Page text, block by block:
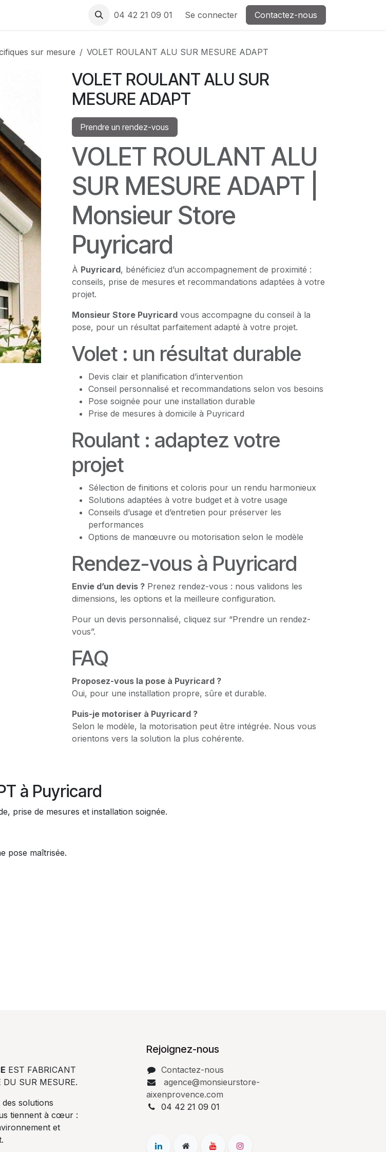
Assistance04 42 21 09 01 Se connecter Contactez-nous
sur mesure VOLET ROULANT ALU SUR MESURE ADAPT
VOLET ROULANT ALU SUR
MESURE ADAPT
Prendre un rendez-vous
VOLET ROULANT ALU
SUR MESURE ADAPT |
Monsieur Store
Puyricard
À Puyricard, bénéficiez d’un accompagnement de proximité :
conseils, prise de mesures et recommandations adaptées à votre
projet.
Monsieur Store Puyricard vous accompagne du conseil à la
pose, pour un résultat parfaitement adapté à votre projet.
Volet : un résultat durable
Devis clair et planification d’intervention
Conseil personnalisé et recommandations selon vos besoins
Pose soignée pour une installation durable
Prise de mesures à domicile à Puyricard
Roulant : adaptez votre
projet
Sélection de finitions et coloris pour un rendu harmonieux
Solutions adaptées à votre budget et à votre usage
Conseils d’usage et d’entretien pour préserver les
performances
Options de manœuvre ou motorisation selon le modèle
Rendez-vous à Puyricard
Envie d’un devis ? Prenez rendez-vous : nous validons les
dimensions, les options et la meilleure configuration.
Pour un devis personnalisé, cliquez sur “Prendre un rendez-
vous”.
FAQ
Proposez-vous la pose à Puyricard ?
Oui, pour une installation propre, sûre et durable.
Puis-je motoriser à Puyricard ?
Selon le modèle, la motorisation peut être intégrée. Nous vous
orientons vers la solution la plus cohérente.
à Puyricard
prise de mesures et installation soignée.
pose maîtrisée.
EST FABRICANT
SUR MESURE.
des solutions
tiennent à cœur :
et
Rejoignez-nous
Contactez-nous
agence@monsieurstore-
aixenprovence.com
04 42 21 09 01